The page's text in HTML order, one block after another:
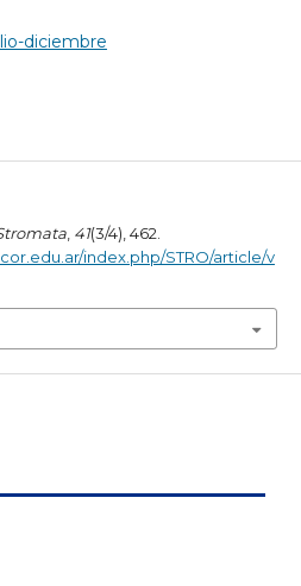
diciembre
, 41(3/4), 462.
index.php/STRO/article/v